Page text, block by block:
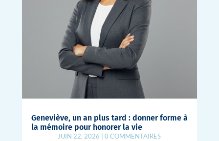
Geneviève, un an plus tard : donner forme à
la mémoire pour honorer la vie
JUIN 22, 2026 |0 COMMENTAIRES